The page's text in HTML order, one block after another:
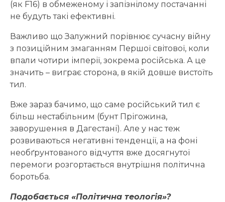
(як F16) в обмеженому і запізнілому постачанні
не будуть такі ефективні.
Важливо що Залужний порівнює cучасну війну
з позиційним змаганням Першої світової, коли
впали чотири імперії, зокрема російська. А це
значить – виграє сторона, в якій довше вистоїть
тил.
Вже зараз бачимо, що саме російський тил є
більш нестабільним (бунт Прігожина,
заворушення в Дагестані). Але у нас теж
розвиваються негативні тенденції, а на фоні
необґрунтованого відчуття вже досягнутої
перемоги розгортається внутрішня політична
боротьба.
Подобається «Політична теологія»?